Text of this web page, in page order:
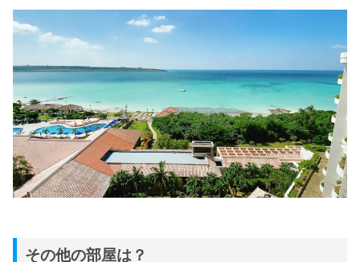
その他の部屋は？